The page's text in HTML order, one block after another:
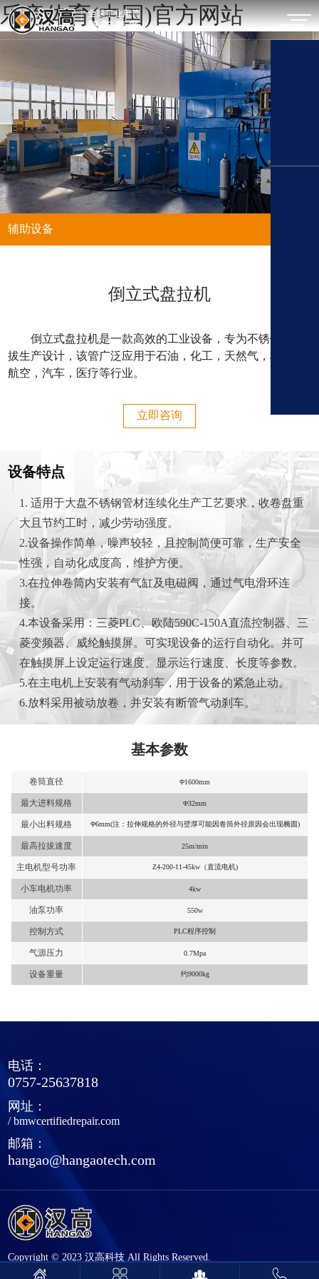
乐竞体育(中国)官方网站
辅助设备
倒立式盘拉机
倒立式盘拉机是一款高效的工业设备，专为不锈钢管拉
拔生产设计，该管广泛应用于石油，化工，天然气，核电，
航空，汽车，医疗等行业。
立即咨询
设备特点
1. 适用于大盘不锈钢管材连续化生产工艺要求，收卷盘重
大且节约工时，减少劳动强度。
2.设备操作简单，噪声较轻，且控制简便可靠，生产安全
性强，自动化成度高，维护方便。
3.在拉伸卷筒内安装有气缸及电磁阀，通过气电滑环连
接。
4.本设备采用：三菱PLC、欧陆590C-150A直流控制器、三
菱变频器、威纶触摸屏。可实现设备的运行自动化。并可
在触摸屏上设定运行速度、显示运行速度、长度等参数。
5.在主电机上安装有气动刹车，用于设备的紧急止动。
6.放料采用被动放卷，并安装有断管气动刹车。
基本参数
卷筒直径 Φ1600mm
最大进料规格 Φ32mm
最小出料规格 Φ6mm(注：拉伸规格的外径与壁厚可能因卷筒外径原因会出现椭圆)
最高拉拔速度 25m/min
主电机型号功率 Z4-200-11-45kw（直流电机)
小车电机功率 4kw
油泵功率 550w
控制方式 PLC程序控制
气源压力 0.7Mpa
设备重量 约9000kg
电话：
0757-25637818
网址：
/bmwcertifiedrepair.com
邮箱：
hangao@hangaotech.com
Copyright © 2023 汉高科技 All Rights Reserved.
技术支持： 佛山网站建设